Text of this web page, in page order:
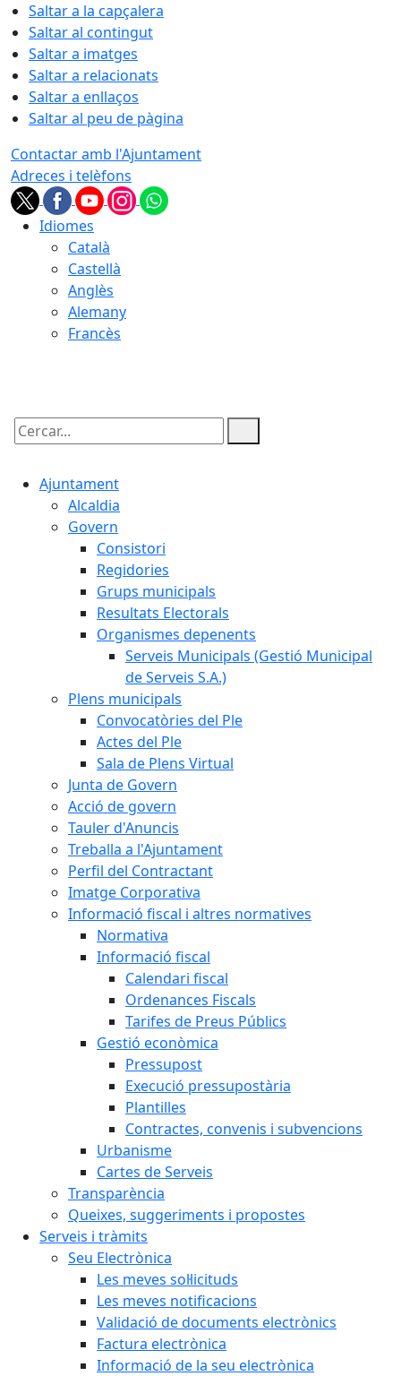
Saltar a la capçalera
Saltar al contingut
Saltar a imatges
Saltar a relacionats
Saltar a enllaços
Saltar al peu de pàgina
Contactar amb l'Ajuntament
Adreces i telèfons
Idiomes
Català
Castellà
Anglès
Alemany
Francès
Cercar:
Ajuntament
Alcaldia
Govern
Consistori
Regidories
Grups municipals
Resultats Electorals
Organismes depenents
Serveis Municipals (Gestió Municipal
de Serveis S.A.)
Plens municipals
Convocatòries del Ple
Actes del Ple
Sala de Plens Virtual
Junta de Govern
Acció de govern
Tauler d'Anuncis
Treballa a l'Ajuntament
Perfil del Contractant
Imatge Corporativa
Informació fiscal i altres normatives
Normativa
Informació fiscal
Calendari fiscal
Ordenances Fiscals
Tarifes de Preus Públics
Gestió econòmica
Pressupost
Execució pressupostària
Plantilles
Contractes, convenis i subvencions
Urbanisme
Cartes de Serveis
Transparència
Queixes, suggeriments i propostes
Serveis i tràmits
Seu Electrònica
Les meves sol·licituds
Les meves notificacions
Validació de documents electrònics
Factura electrònica
Informació de la seu electrònica